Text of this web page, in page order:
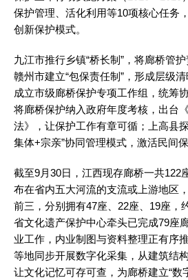
保护管理、活化利用等10项核心任务
创新保护模式。
九江市推行乡镇“桥长制”，将廊桥管
赣州市建立“包保责任制”，形成层级
成立市级廊桥保护专项工作组，统筹
将廊桥保护纳入政府年度考核，出台
法》，让保护工作有章可循；上高县
集体+宗亲”协同管理模式，激活民间保
截至9月30日，江西现存廊桥一共122
布在省内五大河流的支流或上游地区
前三，分别拥有47座、22座、19座，
省文化遗产保护中心牵头已完成79座
业工作，内业制图与资料整理正有序
等地同步开展数字化采集，从建筑结
让文化记忆可存可查，为廊桥建立“数